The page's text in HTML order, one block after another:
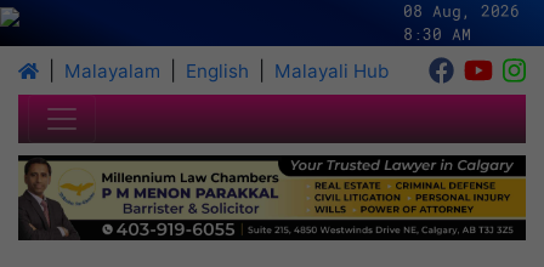
08 Aug, 2026
8:30 AM
Malayalam English Malayali Hub